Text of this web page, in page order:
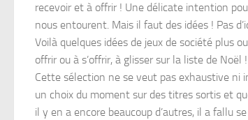
recevoir et à offrir ! Une délicate intention
nous entourent. Mais il faut des idées ! Pas
Voilà quelques idées de jeux de société plus
offrir ou à s’offrir, à glisser sur la liste de Noël !
Cette sélection ne se veut pas exhaustive ni
un choix du moment sur des titres sortis et
il y en a encore beaucoup d’autres, il a fallu